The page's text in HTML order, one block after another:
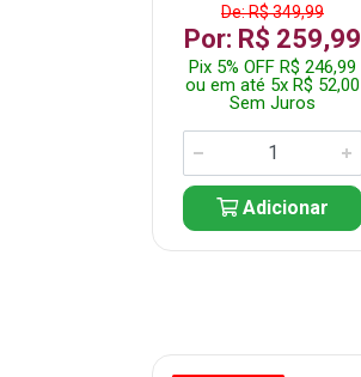
De: R$ 349,99
Por: R$ 259,99
Pix 5% OFF R$ 246,99
ou em até 5x R$ 52,00
Sem Juros
Adicionar